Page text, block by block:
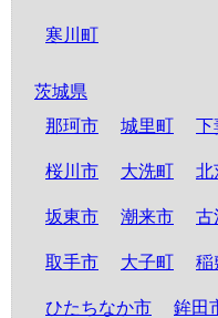
寒川町
茨城県
那珂市
城里町 下
桜川市 大洗町 北
坂東市 潮来市 古
取手市 大子町 稲
ひたちなか市 鉾田